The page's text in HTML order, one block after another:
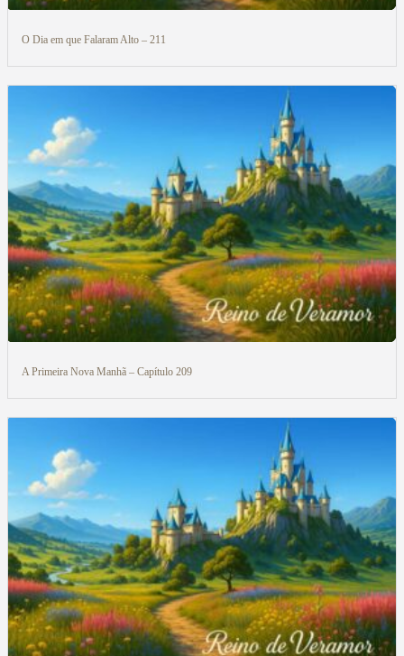
O Dia em que Falaram Alto – 211
A Primeira Nova Manhã – Capítulo 209